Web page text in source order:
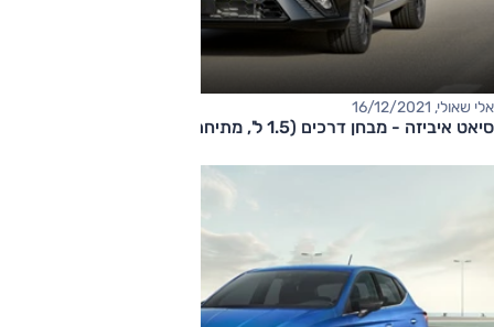
אלי שאולי, 16/12/2021
סיאט איביזה - מבחן דרכים (1.5 ל', מתיחת פנים)